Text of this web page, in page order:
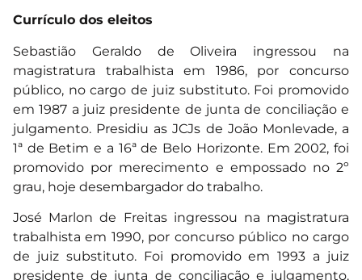
Currículo dos eleitos
Sebastião Geraldo de Oliveira ingressou na
magistratura trabalhista em 1986, por concurso
público, no cargo de juiz substituto. Foi promovido
em 1987 a juiz presidente de junta de conciliação e
julgamento. Presidiu as JCJs de João Monlevade, a
1ª de Betim e a 16ª de Belo Horizonte. Em 2002, foi
promovido por merecimento e empossado no 2º
grau, hoje desembargador do trabalho.
José Marlon de Freitas ingressou na magistratura
trabalhista em 1990, por concurso público no cargo
de juiz substituto. Foi promovido em 1993 a juiz
presidente de junta de conciliação e julgamento.